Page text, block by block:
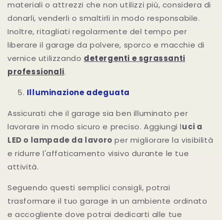
materiali o attrezzi che non utilizzi più, considera di
donarli, venderli o smaltirli in modo responsabile.
Inoltre, ritagliati regolarmente del tempo per
liberare il garage da polvere, sporco e macchie di
vernice utilizzando detergenti e sgrassanti
professionali.
Illuminazione adeguata
Assicurati che il garage sia ben illuminato per
lavorare in modo sicuro e preciso. Aggiungi luci a
LED o lampade da lavoro per migliorare la visibilità
e ridurre l'affaticamento visivo durante le tue
attività.
Seguendo questi semplici consigli, potrai
trasformare il tuo garage in un ambiente ordinato
e accogliente dove potrai dedicarti alle tue